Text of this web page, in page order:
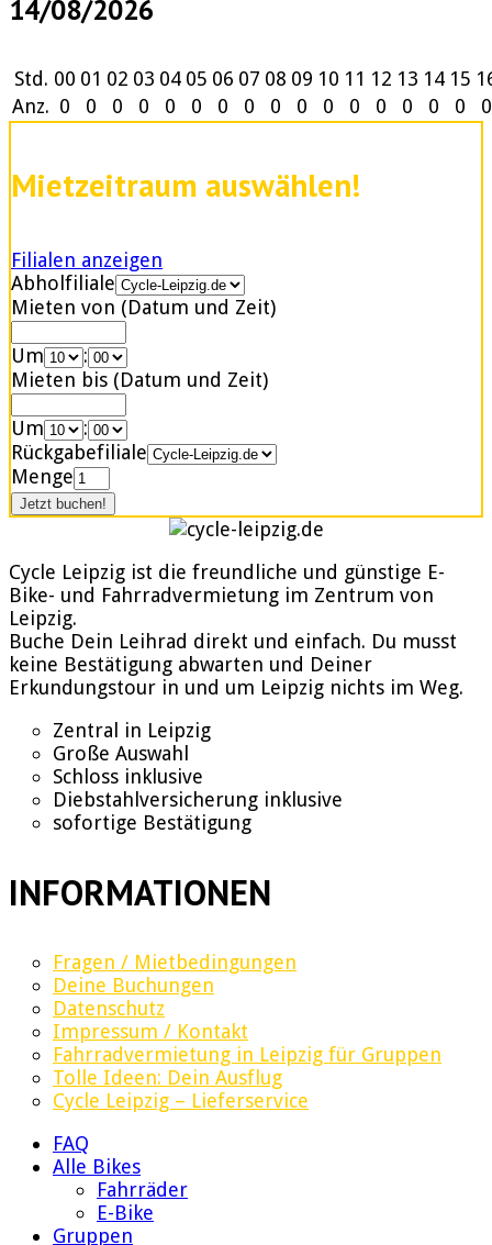
14/08/2026
Std. 00 01 02 03 04 05 06 07 08 09 10 11 12 13 14 15
Anz. 0 0 0 0 0 0 0 0 0 0 0 0 0 0 0 0 0
Mietzeitraum auswählen!
Filialen anzeigen
Abholfiliale
Mieten von (Datum und Zeit)
Um
:
Mieten bis (Datum und Zeit)
Um
:
Rückgabefiliale
Menge
Cycle Leipzig ist die freundliche und günstige E-
Bike- und Fahrradvermietung im Zentrum von
Leipzig.
Buche Dein Leihrad direkt und einfach. Du musst
keine Bestätigung abwarten und Deiner
Erkundungstour in und um Leipzig nichts im Weg.
Zentral in Leipzig
Große Auswahl
Schloss inklusive
Diebstahlversicherung inklusive
sofortige Bestätigung
INFORMATIONEN
Fragen / Mietbedingungen
Deine Buchungen
Datenschutz
Impressum / Kontakt
Fahrradvermietung in Leipzig für Gruppen
Tolle Ideen: Dein Ausflug
Cycle Leipzig – Lieferservice
FAQ
Alle Bikes
Fahrräder
E-Bike
Gruppen